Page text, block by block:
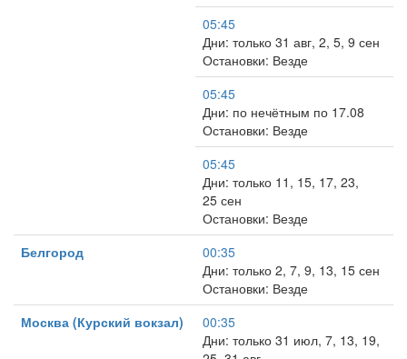
05:45
Дни: только 31 авг, 2, 5, 9 сен
Остановки: Везде
05:45
Дни: по нечётным по 17.08
Остановки: Везде
05:45
Дни: только 11, 15, 17, 23,
25 сен
Остановки: Везде
Белгород
00:35
Дни: только 2, 7, 9, 13, 15 сен
Остановки: Везде
Москва (Курский вокзал)
00:35
Дни: только 31 июл, 7, 13, 19,